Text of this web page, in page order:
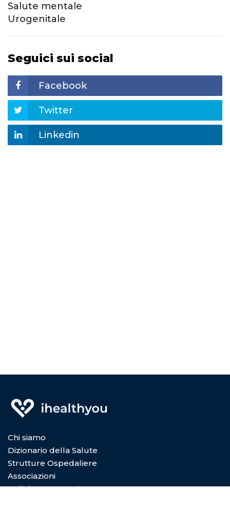
Salute mentale
Urogenitale
Seguici sui social
Facebook
Twitter
Linkedin
Chi siamo
Dizionario della Salute
Strutture Ospedaliere
Associazioni
Collabora con Noi